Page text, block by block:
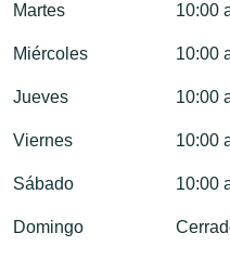
Martes 10:00
Miércoles 10:00
Jueves 10:00
Viernes 10:00
Sábado 10:00
Domingo